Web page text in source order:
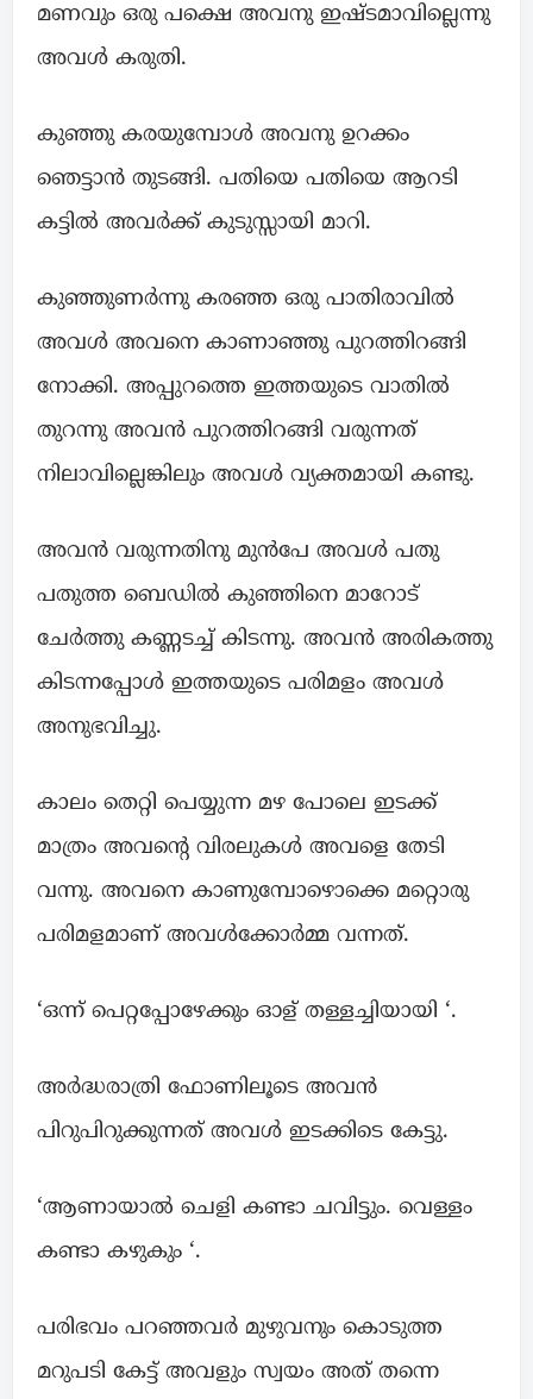
മണവും ഒരു പക്ഷെ അവനു ഇഷ്ടമാവില്ലെന്നു
അവൾ കരുതി.
കുഞ്ഞു കരയുമ്പോൾ അവനു ഉറക്കം
ഞെട്ടാൻ തുടങ്ങി. പതിയെ പതിയെ ആറടി
കട്ടിൽ അവർക്ക് കുടുസ്സായി മാറി.
കുഞ്ഞുണർന്നു കരഞ്ഞ ഒരു പാതിരാവിൽ
അവൾ അവനെ കാണാഞ്ഞു പുറത്തിറങ്ങി
നോക്കി. അപ്പുറത്തെ ഇത്തയുടെ വാതിൽ
തുറന്നു അവൻ പുറത്തിറങ്ങി വരുന്നത്
നിലാവില്ലെങ്കിലും അവൾ വ്യക്തമായി കണ്ടു.
അവൻ വരുന്നതിനു മുൻപേ അവൾ പതു
പതുത്ത ബെഡിൽ കുഞ്ഞിനെ മാറോട്
ചേർത്തു കണ്ണടച്ച് കിടന്നു. അവൻ അരികത്തു
കിടന്നപ്പോൾ ഇത്തയുടെ പരിമളം അവൾ
അനുഭവിച്ചു.
കാലം തെറ്റി പെയ്യുന്ന മഴ പോലെ ഇടക്ക്
മാത്രം അവന്റെ വിരലുകൾ അവളെ തേടി
വന്നു. അവനെ കാണുമ്പോഴൊക്കെ മറ്റൊരു
പരിമളമാണ് അവൾക്കോർമ്മ വന്നത്.
‘ഒന്ന് പെറ്റപ്പോഴേക്കും ഓള് തള്ളച്ചിയായി ‘.
അർദ്ധരാത്രി ഫോണിലൂടെ അവൻ
പിറുപിറുക്കുന്നത് അവൾ ഇടക്കിടെ കേട്ടു.
‘ആണായാൽ ചെളി കണ്ടാ ചവിട്ടും. വെള്ളം
കണ്ടാ കഴുകും ‘.
പരിഭവം പറഞ്ഞവർ മുഴുവനും കൊടുത്ത
മറുപടി കേട്ട് അവളും സ്വയം അത് തന്നെ